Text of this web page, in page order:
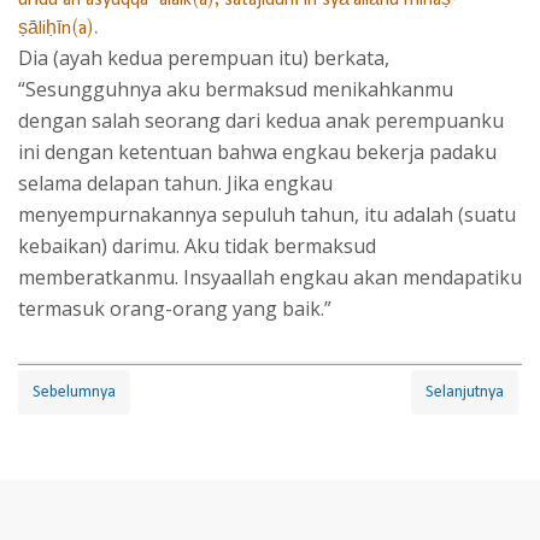
ṣāliḥīn(a).
Dia (ayah kedua perempuan itu) berkata,
“Sesungguhnya aku bermaksud menikahkanmu
dengan salah seorang dari kedua anak perempuanku
ini dengan ketentuan bahwa engkau bekerja padaku
selama delapan tahun. Jika engkau
menyempurnakannya sepuluh tahun, itu adalah (suatu
kebaikan) darimu. Aku tidak bermaksud
memberatkanmu. Insyaallah engkau akan mendapatiku
termasuk orang-orang yang baik.”
Sebelumnya Selanjutnya